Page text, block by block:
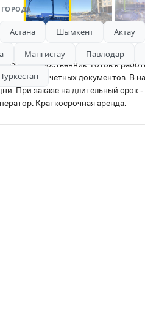
Собственник. Готов к
Пакет отчетных документов. В
При заказе на длительный срок -
Краткосрочная аренда.
Астана Шымкент Актау
Мангистау Павлодар
Туркестан